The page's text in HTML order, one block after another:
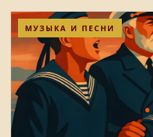
МУЗЫКА И ПЕСНИ